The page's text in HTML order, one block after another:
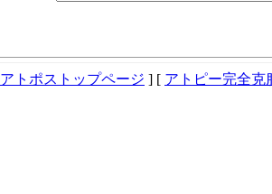
アトポストップページ ] [ アトピー完全克